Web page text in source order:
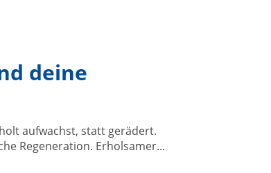
deine
aufwachst, statt gerädert.
Regeneration. Erholsamer...